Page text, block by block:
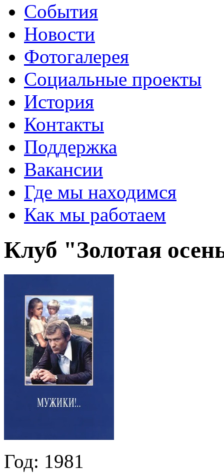
События
Новости
Фотогалерея
Социальные проекты
История
Контакты
Поддержка
Вакансии
Где мы находимся
Как мы работаем
Клуб "Золотая
Год: 1981